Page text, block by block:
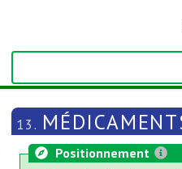
13.
Positionnement